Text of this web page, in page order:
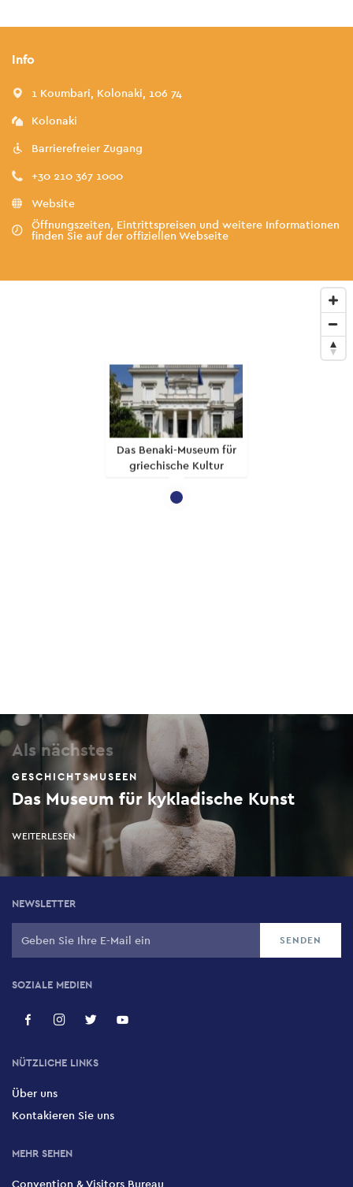
Info
1 Koumbari, Kolonaki, 106 74
Kolonaki
Barrierefreier Zugang
+30 210 367 1000
Website
Öffnungszeiten, Eintrittspreisen und weitere Informationen
finden Sie auf der offiziellen Webseite
Das Benaki-Museum für
griechische Kultur
Als nächstes
GESCHICHTSMUSEEN
Das Museum für kykladische Kunst
WEITERLESEN
NEWSLETTER
SOZIALE MEDIEN
NÜTZLICHE LINKS
Über uns
Kontakieren Sie uns
MEHR SEHEN
Convention & Visitors Bureau